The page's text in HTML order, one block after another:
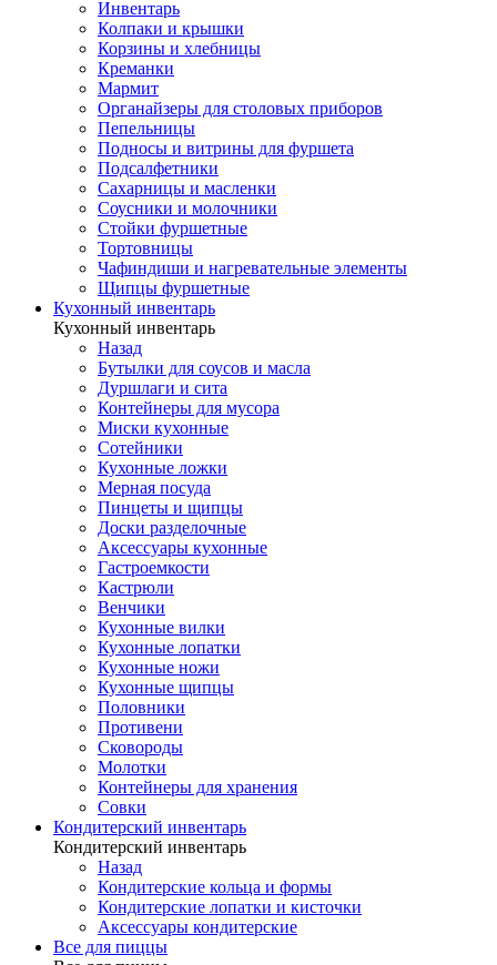
Инвентарь
Колпаки и крышки
Корзины и хлебницы
Креманки
Мармит
Органайзеры для столовых приборов
Пепельницы
Подносы и витрины для фуршета
Подсалфетники
Сахарницы и масленки
Соусники и молочники
Стойки фуршетные
Тортовницы
Чафиндиши и нагревательные элементы
Щипцы фуршетные
Кухонный инвентарь
Кухонный инвентарь
Назад
Бутылки для соусов и масла
Дуршлаги и сита
Контейнеры для мусора
Миски кухонные
Сотейники
Кухонные ложки
Мерная посуда
Пинцеты и щипцы
Доски разделочные
Аксессуары кухонные
Гастроемкости
Кастрюли
Венчики
Кухонные вилки
Кухонные лопатки
Кухонные ножи
Кухонные щипцы
Половники
Противени
Сковороды
Молотки
Контейнеры для хранения
Совки
Кондитерский инвентарь
Кондитерский инвентарь
Назад
Кондитерские кольца и формы
Кондитерские лопатки и кисточки
Аксессуары кондитерские
Все для пиццы